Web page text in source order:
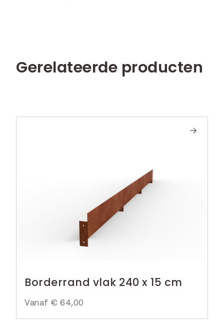
Gerelateerde producten
Borderrand vlak 240 x 15 cm
Vanaf € 64,00